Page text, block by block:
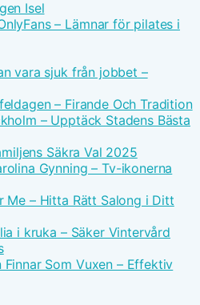
Isel
– Lämnar för pilates i
vara sjuk från jobbet –
– Firande Och Tradition
– Upptäck Stadens Bästa
Säkra Val 2025
Gynning – Tv-ikonerna
Me – Hitta Rätt Salong i Ditt
i kruka – Säker Vintervård
Finnar Som Vuxen – Effektiv